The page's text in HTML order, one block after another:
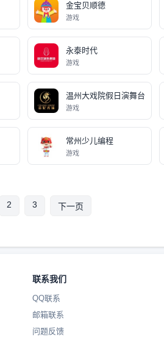
金宝贝顺德
游戏
永泰时代
游戏
温州大戏院假日演舞台
游戏
常州少儿编程
游戏
2 3 下一页
联系我们
QQ联系
邮箱联系
问题反馈